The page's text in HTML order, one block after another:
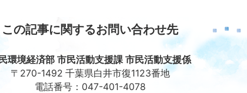
この記事に関するお問い合わせ先
環境経済部 市民活動支援課 市民活動支援係
〒270-1492 千葉県白井市復1123番地
電話番号：047-401-4078